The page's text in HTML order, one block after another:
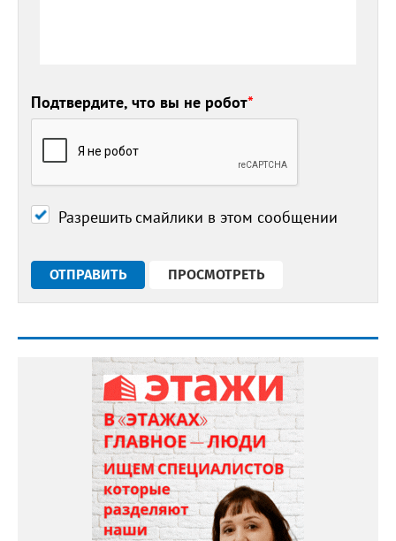
Подтвердите, что вы не робот*
Разрешить смайлики в этом сообщении